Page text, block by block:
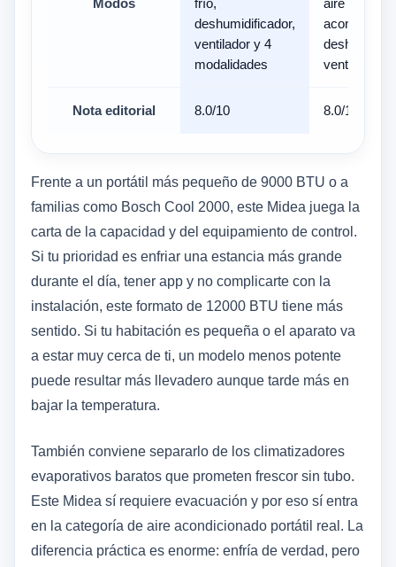
Modos
frío,
deshumidificador,
ventilador y 4
modalidades
aire
ventilador
Nota editorial 8.0/10 8.0/10
Frente a un portátil más pequeño de 9000 BTU o a
familias como Bosch Cool 2000, este Midea juega la
carta de la capacidad y del equipamiento de control.
Si tu prioridad es enfriar una estancia más grande
durante el día, tener app y no complicarte con la
instalación, este formato de 12000 BTU tiene más
sentido. Si tu habitación es pequeña o el aparato va
a estar muy cerca de ti, un modelo menos potente
puede resultar más llevadero aunque tarde más en
bajar la temperatura.
También conviene separarlo de los climatizadores
evaporativos baratos que prometen frescor sin tubo.
Este Midea sí requiere evacuación y por eso sí entra
en la categoría de aire acondicionado portátil real. La
diferencia práctica es enorme: enfría de verdad, pero